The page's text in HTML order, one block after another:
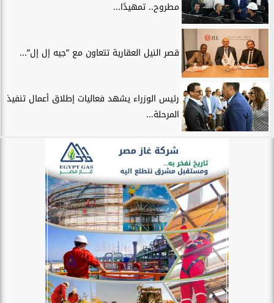
مطروح.. تمهيدًا...
قصر النيل العقارية تتعاون مع ”جيه إل إل”...
رئيس الوزراء يشهد فعاليات إطلاق أعمال تنفيذ
المرحلة...